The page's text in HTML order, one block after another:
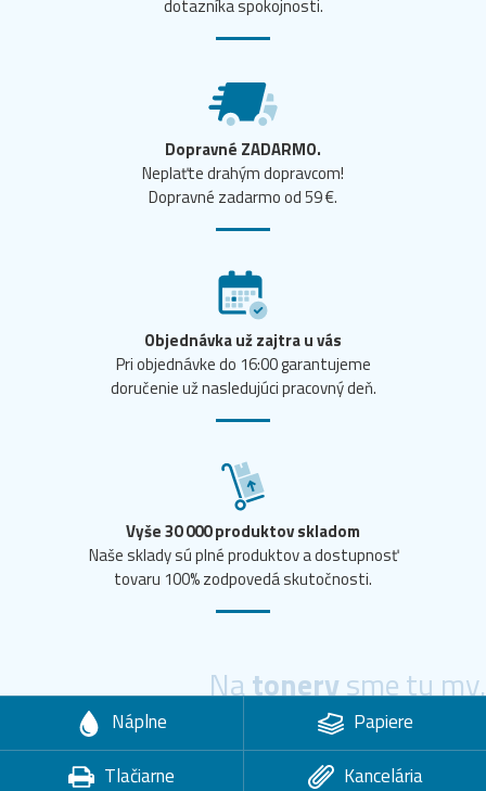
dotazníka spokojnosti.
Dopravné ZADARMO.
Neplaťte drahým dopravcom!
Dopravné zadarmo od 59 €.
Objednávka už zajtra u vás
Pri objednávke do 16:00 garantujeme
doručenie už nasledujúci pracovný deň.
Vyše 30 000 produktov skladom
Naše sklady sú plné produktov a dostupnosť
tovaru 100% zodpovedá skutočnosti.
Natonerysme tu my.
Náplne
Papiere
Tlačiarne
Kancelária